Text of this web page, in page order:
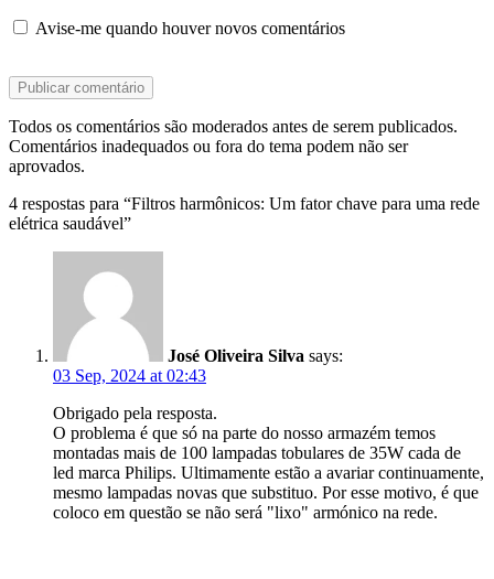
Avise-me quando houver novos comentários
Todos os comentários são moderados antes de serem publicados.
Comentários inadequados ou fora do tema podem não ser
aprovados.
4 respostas para “Filtros harmônicos: Um fator chave para uma rede
elétrica saudável”
José Oliveira Silva says:
03 Sep, 2024 at 02:43
Obrigado pela resposta.
O problema é que só na parte do nosso armazém temos
montadas mais de 100 lampadas tobulares de 35W cada de
led marca Philips. Ultimamente estão a avariar continuamente,
mesmo lampadas novas que substituo. Por esse motivo, é que
coloco em questão se não será "lixo" armónico na rede.